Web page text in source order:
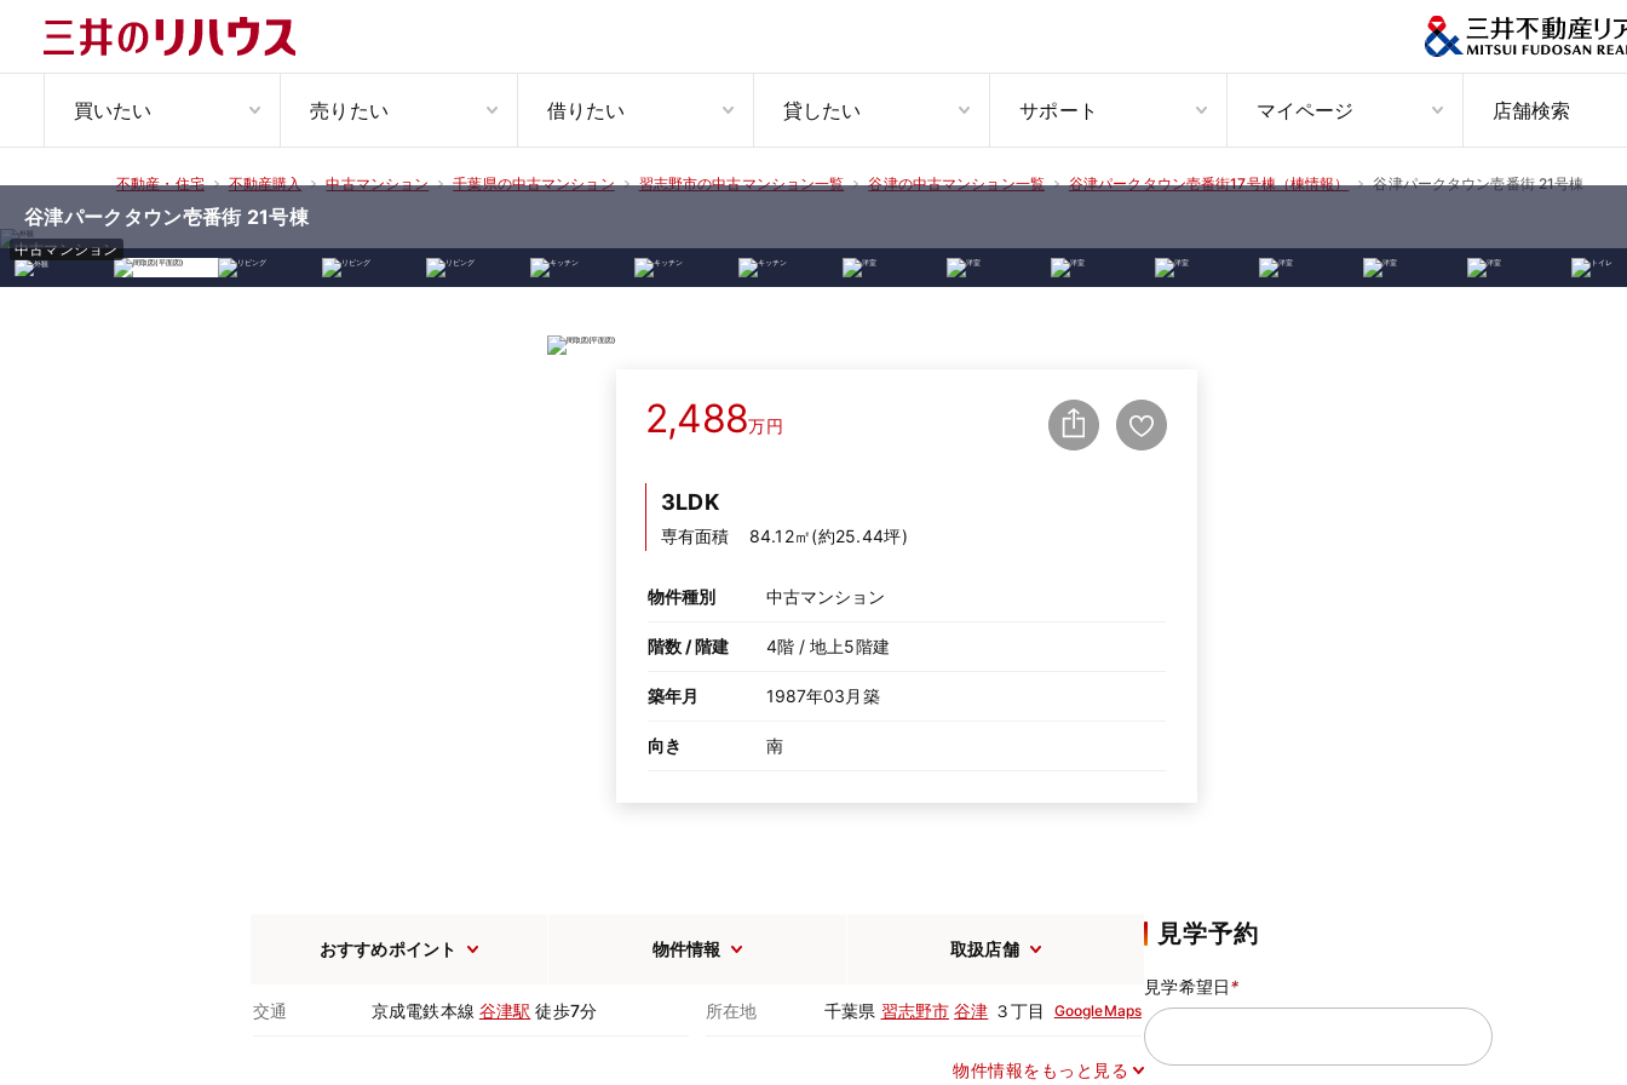
買いたい 売りたい 借りたい 貸したい サポート マイページ 店舗検索
不動産・住宅 不動産購入 中古マンション 千葉県の中古マンション 習志野市の中古マンション一覧 谷津の中古マンション一覧 谷津パークタウン壱番街17号棟（棟情報） 谷津パークタウン壱番街 21号棟
中古マンション
谷津パークタウン壱番街 21号棟
2,488万円
3LDK
専有面積 84.12㎡(約25.44坪)
物件種別 中古マンション
階数 / 階建 4階 / 地上5階建
築年月 1987年03月築
向き 南
おすすめポイント 物件情報 取扱店舗
交通 京成電鉄本線 谷津駅 徒歩7分 所在地 千葉県 習志野市 谷津 ３丁目 GoogleMaps
物件情報をもっと見る
見学予約
見学希望日*